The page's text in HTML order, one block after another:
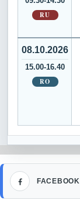
RU
08.10.2026
15.00-16.40
RO
FACEBOOK
Facebook